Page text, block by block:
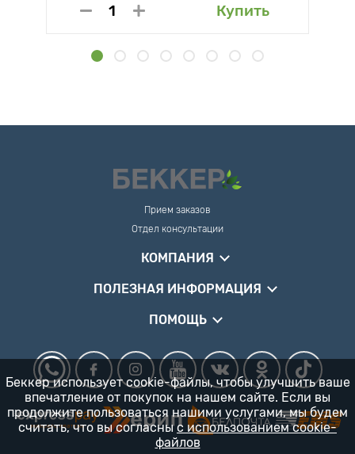
Купить
Прием заказов
Отдел консультации
КОМПАНИЯ
ПОЛЕЗНАЯ ИНФОРМАЦИЯ
ПОМОЩЬ
Беккер использует cookie-файлы, чтобы улучшить ваше
впечатление от покупок на нашем сайте. Если вы
продолжите пользоваться нашими услугами, мы будем
считать, что вы согласны с использованием cookie-
файлов